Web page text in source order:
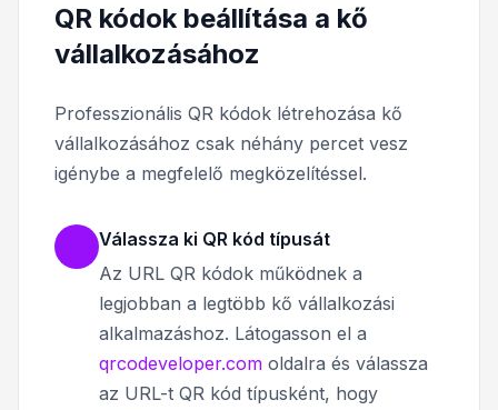
QR kódok beállítása a kő
vállalkozásához
Professzionális QR kódok létrehozása kő
vállalkozásához csak néhány percet vesz
igénybe a megfelelő megközelítéssel.
Válassza ki QR kód típusát
Az URL QR kódok működnek a
legjobban a legtöbb kő vállalkozási
alkalmazáshoz. Látogasson el a
qrcodeveloper.com oldalra és válassza
az URL-t QR kód típusként, hogy